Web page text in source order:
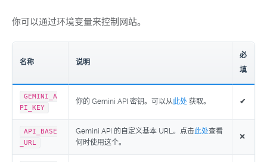
你可以通过环境变量来控制网站。
名称 说明
必
填
GEMINI_A
PI_KEY
你的 Gemini API 密钥。可以从此处 获取。 ✔
API_BASE
_URL
Gemini API 的自定义基本 URL。点击此处查看
何时使用这个。
❌